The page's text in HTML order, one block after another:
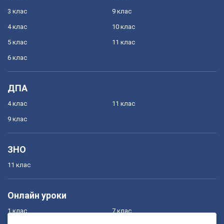
3 клас
4 клас
5 клас
6 клас
9 клас
10 клас
11 клас
ДПА
4 клас
9 клас
11 клас
ЗНО
11 клас
Онлайн уроки
1 клас 7 клас